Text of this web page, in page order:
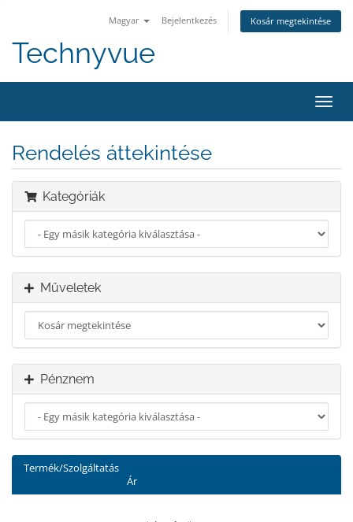
Magyar Bejelentkezés Kosár megtekintése
Technyvue
a
Rendelés áttekintése
Kategóriák
Műveletek
Pénznem
Termék/Szolgáltatás
Ár